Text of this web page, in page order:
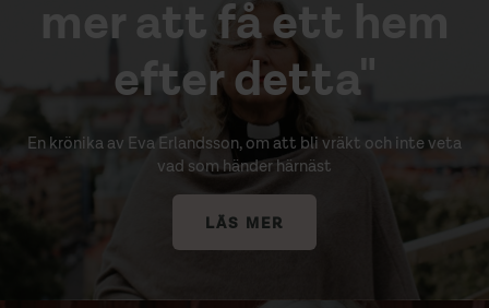
mer att få ett hem
efter detta"
En krönika av Eva Erlandsson, om att bli vräkt och inte veta
vad som händer härnäst
LÄS MER